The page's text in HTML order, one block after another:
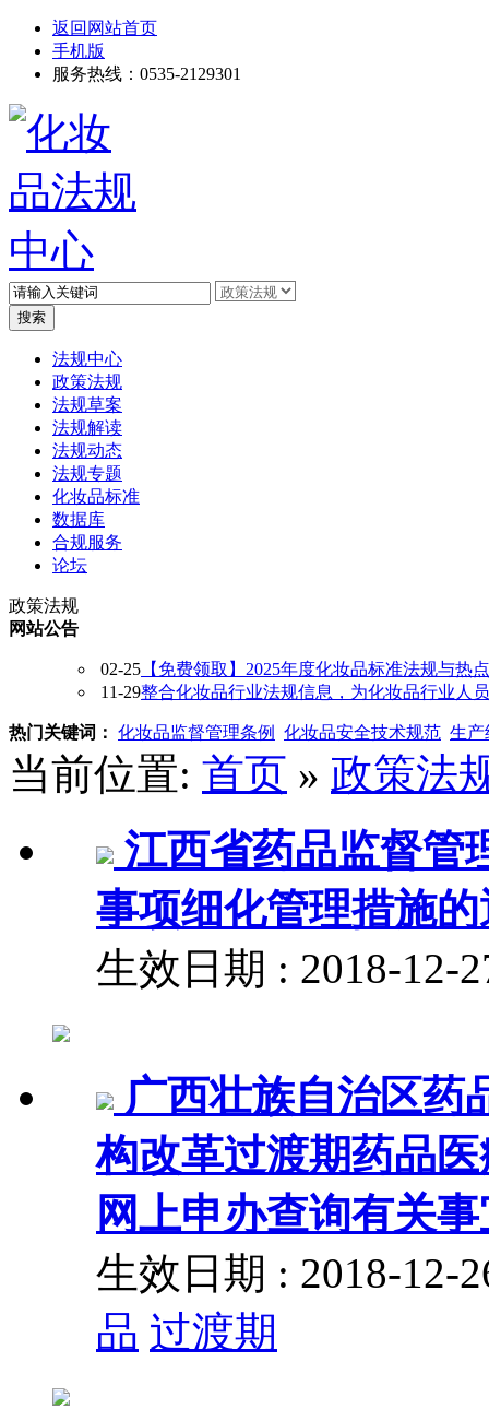
返回网站首页
手机版
服务热线：0535-2129301
法规中心
政策法规
法规草案
法规解读
法规动态
法规专题
化妆品标准
数据库
合规服务
论坛
政策法规
网站公告
02-25 【免费领取】2025年度化妆品标准法规与热
11-29整合化妆品行业法规信息，为化妆品行业人
热门关键词： 化妆品监督管理条例 化妆品安全技术规范 生产
当前位置: 首页 » 政策法
江西省药品监督管
事项细化管理措施
生效日期 : 2018-12-
广西壮族自治区药
构改革过渡期药品
网上申办查询有关
生效日期 : 2018-12-
品 过渡期